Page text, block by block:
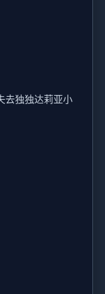
去独独达莉亚小